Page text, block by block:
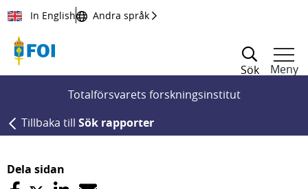
Till innehållet
In English Andra språk
Sök
Meny
Totalförsvarets forskningsinstitut
Tillbaka till Sök rapporter
Dela sidan